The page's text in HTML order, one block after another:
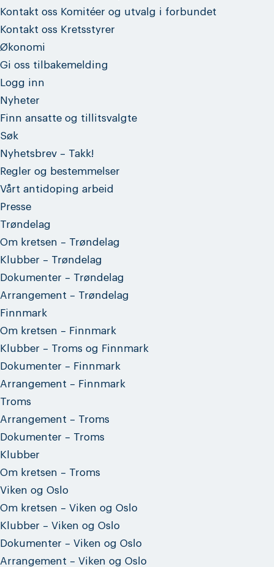
Kontakt oss Komitéer og utvalg i forbundet
Kontakt oss Kretsstyrer
Økonomi
Gi oss tilbakemelding
Logg inn
Nyheter
Finn ansatte og tillitsvalgte
Søk
Nyhetsbrev – Takk!
Regler og bestemmelser
Vårt antidoping arbeid
Presse
Trøndelag
Om kretsen – Trøndelag
Klubber – Trøndelag
Dokumenter – Trøndelag
Arrangement – Trøndelag
Finnmark
Om kretsen – Finnmark
Klubber – Troms og Finnmark
Dokumenter – Finnmark
Arrangement – Finnmark
Troms
Arrangement – Troms
Dokumenter – Troms
Klubber
Om kretsen – Troms
Viken og Oslo
Om kretsen – Viken og Oslo
Klubber – Viken og Oslo
Dokumenter – Viken og Oslo
Arrangement – Viken og Oslo